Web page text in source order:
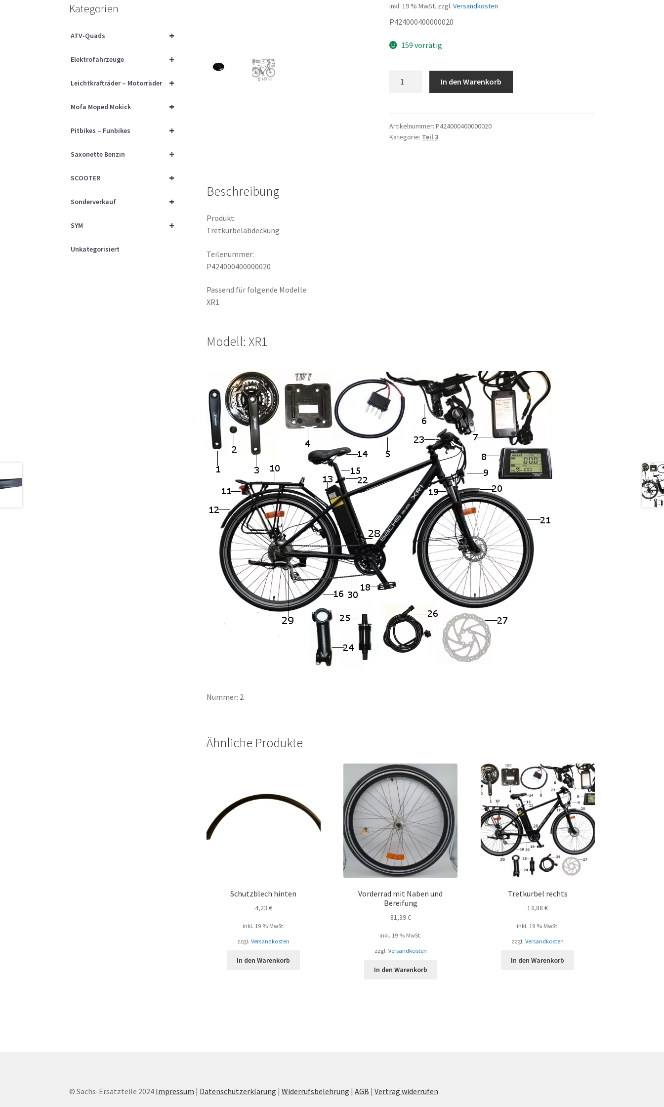
inkl. 19 % MwSt. zzgl. Versandkosten
P424000400000020
159 vorrätig
In den Warenkorb
Artikelnummer: P424000400000020
Kategorie: Teil 3
Beschreibung
Produkt:
Tretkurbelabdeckung
Teilenummer:
P424000400000020
Passend für folgende Modelle:
XR1
Modell: XR1
Nummer: 2
Ähnliche Produkte
Schutzblech hinten
4,23 €
inkl. 19 % MwSt.
zzgl.Versandkosten
In den Warenkorb
Vorderrad mit Naben und
Bereifung
81,39€
inkl. 19 % MwSt.
zzgl. Versandkosten
In den Warenkorb
Tretkurbel rechts
13,88€
inkl. 19 % MwSt.
zzgl.Versandkosten
In den Warenkorb
Kategorien
+
ATV-Quads
+
Elektrofahrzeuge
+
Leichtkrafträder – Motorräder
+
Mofa Moped Mokick
+
Pitbikes – Funbikes
+
Saxonette Benzin
+
SCOOTER
+
Sonderverkauf
+
SYM
Unkategorisiert
© Sachs-Ersatzteile 2024 Impressum | Datenschutzerklärung |Widerrufsbelehrung |AGB |Vertrag widerrufen